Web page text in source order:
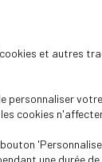
et autres
personnaliser
cookies
une durée de